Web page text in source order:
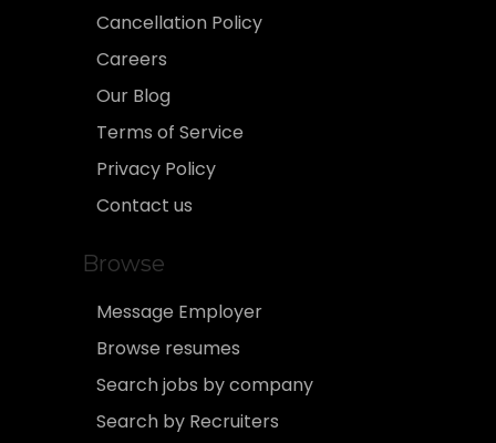
Cancellation Policy
Careers
Our Blog
Terms of Service
Privacy Policy
Contact us
Browse
Message Employer
Browse resumes
Search jobs by company
Search by Recruiters